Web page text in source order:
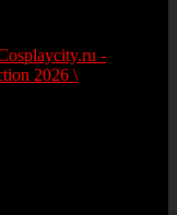
-
2026 \